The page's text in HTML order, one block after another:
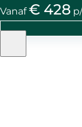
Vanaf€ 428